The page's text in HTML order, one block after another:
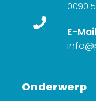
0090
E-Mail
Onderwerp